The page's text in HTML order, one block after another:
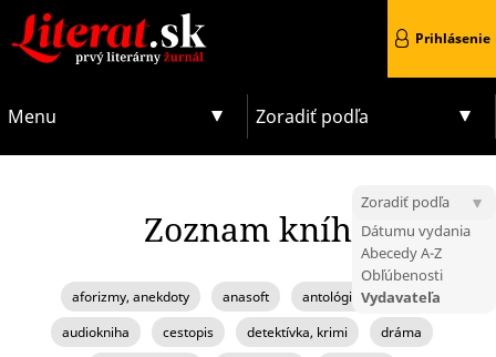
Menu Zoradiť podľa
Prihlásenie
Zoznam kníh
aforizmy, anekdoty anasoft
antológia, zborník
audiokniha
cestopis detektívka, krimi
dráma
Zoradiť podľa
Dátumu vydania
Abecedy A-Z
Obľúbenosti
Vydavateľa